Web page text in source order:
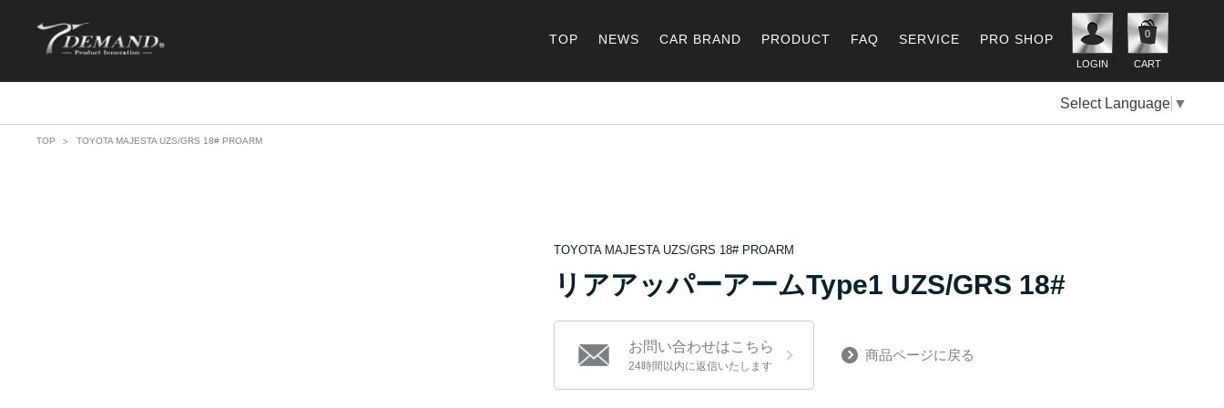
LOGIN
0
CART
TOP NEWS CAR BRAND PRODUCT FAQ SERVICE PRO SHOP
Select Language ▼
TOP TOYOTA MAJESTA UZS/GRS 18# PROARM
TOYOTA MAJESTA UZS/GRS 18# PROARM
リアアッパーアームType1 UZS/GRS 18#
お問い合わせはこちら
24時間以内に返信いたします
商品ページに戻る